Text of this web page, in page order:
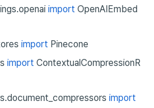
import OpenAIEmbed
import Pinecone
import ContextualCompressionR
import